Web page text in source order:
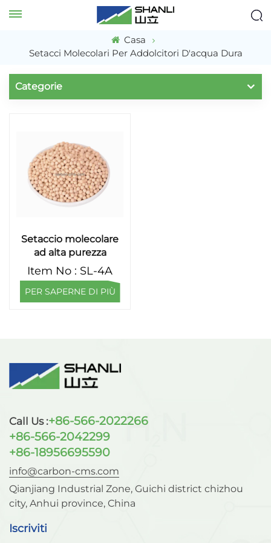
Casa
Setacci Molecolari Per Addolcitori D'acqua Dura
Categorie
Setaccio molecolare
ad alta purezza
SHANLI
Item No : SL-4A
PER SAPERNE DI PIÙ
Call Us :+86-566-2022266
+86-566-2042299
+86-18956695590
info@carbon-cms.com
Qianjiang Industrial Zone, Guichi district chizhou
city, Anhui province, China
Iscriviti